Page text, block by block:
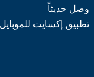
وصل حديثاً
تطبيق إكسايت للموبايل